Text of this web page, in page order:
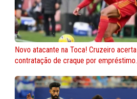
Novo atacante na Toca! Cruzeiro acerta
contratação de craque por empréstimo.